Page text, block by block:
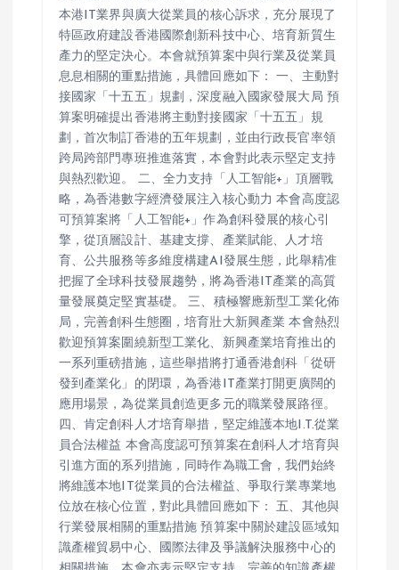
本港IT業界與廣大從業員的核心訴求，充分展現了
特區政府建設香港國際創新科技中心、培育新質生
產力的堅定決心。本會就預算案中與行業及從業員
息息相關的重點措施，具體回應如下： 一、主動對
接國家「十五五」規劃，深度融入國家發展大局 預
算案明確提出香港將主動對接國家「十五五」規
劃，首次制訂香港的五年規劃，並由行政長官率領
跨局跨部門專班推進落實，本會對此表示堅定支持
與熱烈歡迎。 二、全力支持「人工智能+」頂層戰
略，為香港數字經濟發展注入核心動力 本會高度認
可預算案將「人工智能+」作為創科發展的核心引
擎，從頂層設計、基建支撐、產業賦能、人才培
育、公共服務等多維度構建AI發展生態，此舉精准
把握了全球科技發展趨勢，將為香港IT產業的高質
量發展奠定堅實基礎。 三、積極響應新型工業化佈
局，完善創科生態圈，培育壯大新興產業 本會熱烈
歡迎預算案圍繞新型工業化、新興產業培育推出的
一系列重磅措施，這些舉措將打通香港創科「從研
發到產業化」的閉環，為香港IT產業打開更廣闊的
應用場景，為從業員創造更多元的職業發展路徑。
四、肯定創科人才培育舉措，堅定維護本地I.T.從業
員合法權益 本會高度認可預算案在創科人才培育與
引進方面的系列措施，同時作為職工會，我們始終
將維護本地IT從業員的合法權益、爭取行業專業地
位放在核心位置，對此具體回應如下： 五、其他與
行業發展相關的重點措施 預算案中關於建設區域知
識產權貿易中心、國際法律及爭議解決服務中心的